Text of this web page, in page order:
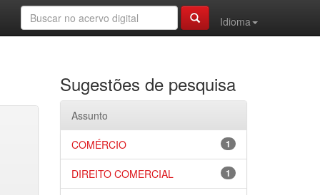
Idioma
Sugestões de pesquisa
Assunto
1
COMÉRCIO
1
DIREITO COMERCIAL